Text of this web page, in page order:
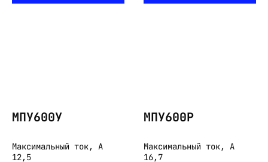
МПУ600У
Максимальный ток, А
12,5
МПУ600Р
Максимальный ток, А
16,7